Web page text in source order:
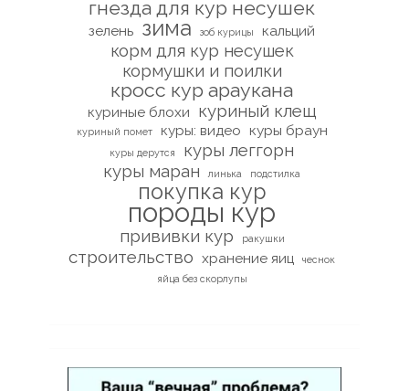
гнезда для кур несушек
зелень зима зоб курицы кальций
корм для кур несушек
кормушки и поилки
кросс кур араукана
куриные блохи куриный клещ
куриный помет куры: видео куры браун
куры дерутся
куры леггорн
куры маран
линька подстилка
покупка кур
породы кур
прививки кур ракушки
строительство хранение яиц
чеснок
яйца без скорлупы